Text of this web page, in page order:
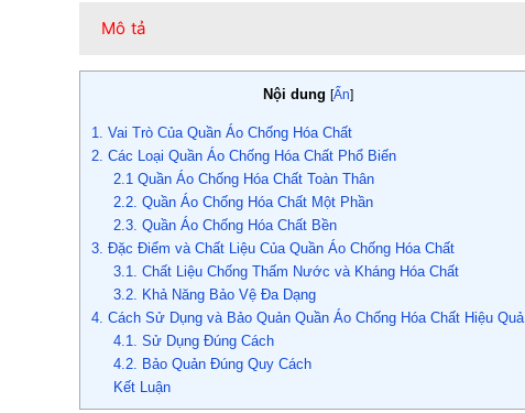
Mô tả
Nội dung [Ẩn]
1. Vai Trò Của Quần Áo Chống Hóa Chất
2. Các Loại Quần Áo Chống Hóa Chất Phổ Biến
2.1 Quần Áo Chống Hóa Chất Toàn Thân
2.2. Quần Áo Chống Hóa Chất Một Phần
2.3. Quần Áo Chống Hóa Chất Bền
3. Đặc Điểm và Chất Liệu Của Quần Áo Chống Hóa Chất
3.1. Chất Liệu Chống Thấm Nước và Kháng Hóa Chất
3.2. Khả Năng Bảo Vệ Đa Dạng
4. Cách Sử Dụng và Bảo Quản Quần Áo Chống Hóa Chất Hiệu Quả
4.1. Sử Dụng Đúng Cách
4.2. Bảo Quản Đúng Quy Cách
Kết Luận